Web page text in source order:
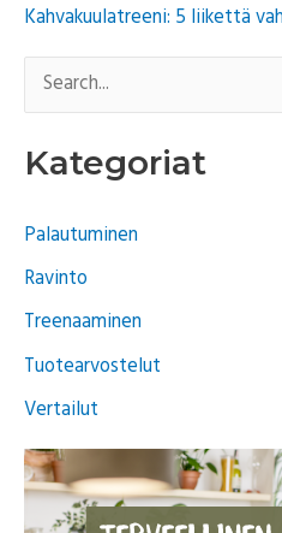
Kahvakuulatreeni: 5 liikettä
a
c
h
f
o
r
Kategoriat
Palautuminen
Ravinto
Treenaaminen
Tuotearvostelut
Vertailut